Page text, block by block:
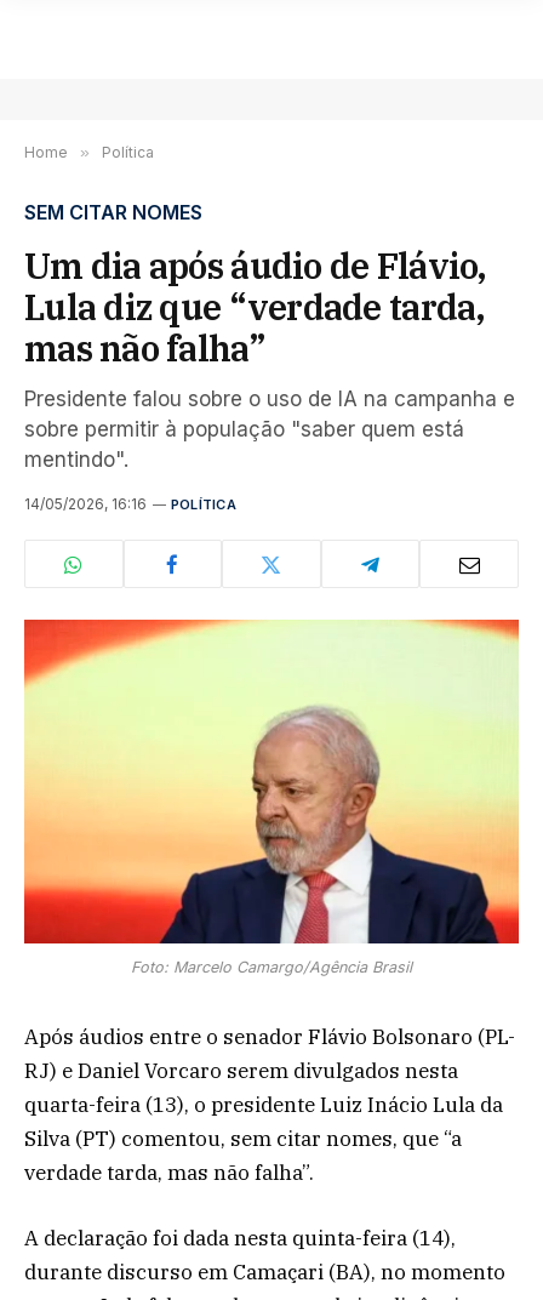
Home » Política
SEM CITAR NOMES
Um dia após áudio de Flávio,
Lula diz que “verdade tarda,
mas não falha”
Presidente falou sobre o uso de IA na campanha e
sobre permitir à população "saber quem está
mentindo".
14/05/2026, 16:16 POLÍTICA
Foto: Marcelo Camargo/Agência Brasil
Após áudios entre o senador Flávio Bolsonaro (PL-
RJ) e Daniel Vorcaro serem divulgados nesta
quarta-feira (13), o presidente Luiz Inácio Lula da
Silva (PT) comentou, sem citar nomes, que “a
verdade tarda, mas não falha”.
A declaração foi dada nesta quinta-feira (14),
durante discurso em Camaçari (BA), no momento